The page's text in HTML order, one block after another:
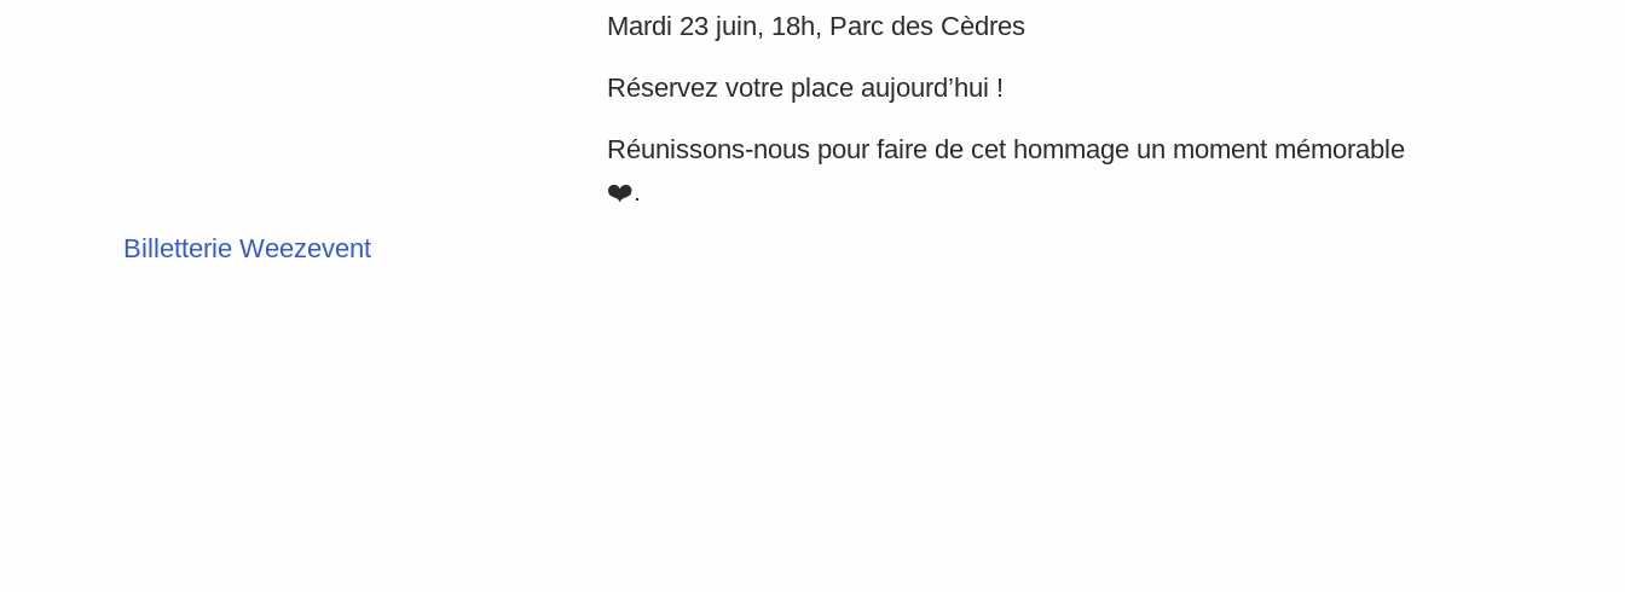
Mardi 23 juin, 18h, Parc des Cèdres
Réservez votre place aujourd’hui !
Réunissons-nous pour faire de cet hommage un moment mémorable
❤️.
Billetterie Weezevent